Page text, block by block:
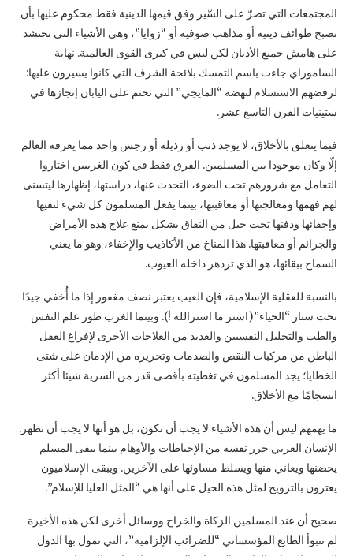
المجتمعات التي تصرّ على السّير وفق قيمها الدينية فقط محكوم عليها بأن
تصبح طوائف دينية أو مذاهب صوفية أو “زوايا”، وهي الأشياء التي تحتشد
على هامش جميع الأديان لكن ليس في كبرى القوى العالمية. نهاية
الساموراي جاءت باسم التمسك بلائحة الشرف التي كانوا يسيرون عليها:
لرفضهم الاستسلام لنهضة “المايجي” التي تحتم على اليابان إنجازها في
ستينيات القرن التاسع عشر.
فيما يتعلق بالأخلاق، لا يوجد ذنب أو رذيلة أو رجس واحد مما يعرفه العالم
إلّا وكان موجودا بين المسلمين. الفرق فقط في كون الغربيين اختاروا
التعامل مع شرورهم تحت الضوء، التحدث عنها، دراستها، إظهارها ليتسنى
لهم فهمها ومعالجتها أو معاقبتها، بينما يفعل المسلمون كل شيء لنفيها
وإخفائها ودفنها تحت جبل من النفاق بشكل يمنع علاج هذه الأمراض
والجرائم أو معاقبتها. هذا المناخ من الأكاذيب والإخفاء، وهو ما يعني
السماح ببقائها، هو الذي تزدهر داخله العيوب.
بالنسبة للعقلية الإسلامية، فإن العيب يعتبر نصف مغفور إذا ما أُخفي جيدًا
تحت ستار “الحياء”(استر ما استرالله !). وبينما الغرب طور علم النفس
والطب والتحليل النفسيين والعديد من العلاجات الأخرى لإفراغ العقل
الباطن من مركبات النقص والصدمات وتحريره من الإدمان على شتى
الخطايا؛ يجد المسلمون في تغطيته بأقصى قدر من السرية شيئا أكثر
انسجامًا مع الأخلاق.
ما يهمهم ليس أن هذه الأشياء لا يجب أن تكون، بل هو أنها لا يجب أن تظهر.
الإنسان الغربي حرر نفسه من الإحباطات والأوهام بينما يبقى المسلم
يحضنها ويعاني منها ويسلط مساوئها على الآخرين. ويبقى الإسلاميون
يعتزون بالترويج لمثل هذه الحيل على أنها هي “المثل العليا للإسلام”.
صحيح أن عند المسلمين الزكاة والخراج ووسائل أخرى لكن هذه الأخيرة
لم تتبوأ الطابع المؤسساتي “للضرائب الإلزامية”، التي تمول بها الدول